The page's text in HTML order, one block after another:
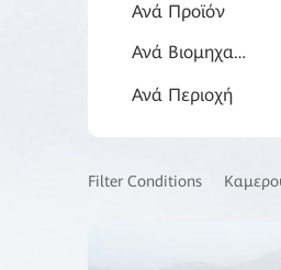
Ανά Προϊόν
Ανά Βιομηχανία
Ανά Περιοχή
Filter Conditions